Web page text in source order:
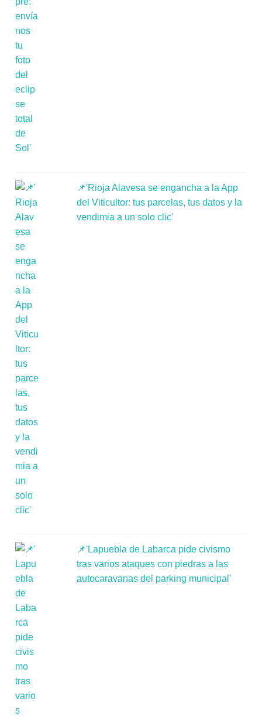
📌'Rioja Alavesa se engancha a la App
del Viticultor: tus parcelas, tus datos y la
vendimia a un solo clic'
📌'Lapuebla de Labarca pide civismo
tras varios ataques con piedras a las
autocaravanas del parking municipal'